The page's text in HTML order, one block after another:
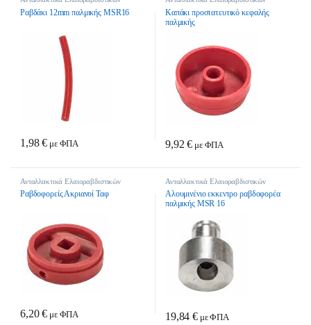
Ραβδάκι 12mm παλμικής MSR16
1,98€ με ΦΠΑ
Καπάκι προστατευτικό κεφαλής
παλμικής
9,92€ με ΦΠΑ
Ανταλλακτικά Ελαιοραβδιστικών
Ραβδοφορείς Ακριανοί Ταφ
6,20€ με ΦΠΑ
Ανταλλακτικά Ελαιοραβδιστικών
Αλουμινένιο εκκεντρο ραβδοφορέα
παλμικής MSR 16
19,84€ με ΦΠΑ